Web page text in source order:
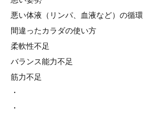
悪い体液（リンパ、血液など）の循環
間違ったカラダの使い方
柔軟性不足
バランス能力不足
筋力不足
・
・